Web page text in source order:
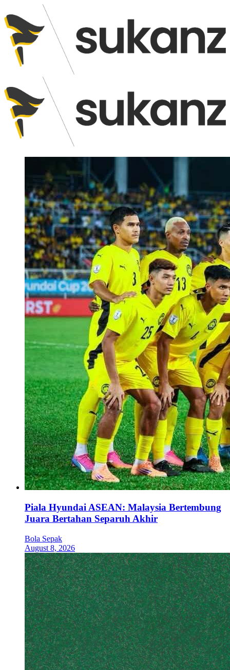
Piala Hyundai ASEAN: Malaysia Bertembung
Juara Bertahan Separuh Akhir
Bola Sepak
August 8, 2026